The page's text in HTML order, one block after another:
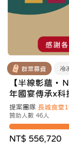
群眾募資 冷
【半線彰蘊・
年國宴傳承x科
可能！
提案團隊 長城食堂
贊助人數 46人
NT$ 556,720